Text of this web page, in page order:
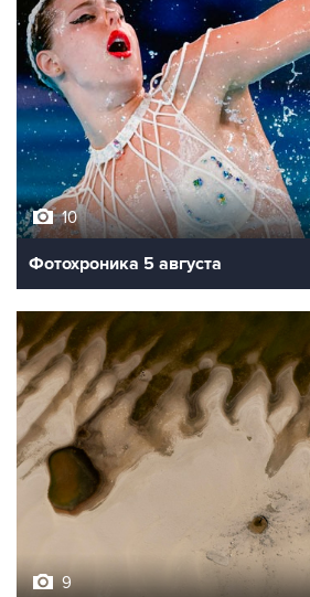
10
Фотохроника 5 августа
9